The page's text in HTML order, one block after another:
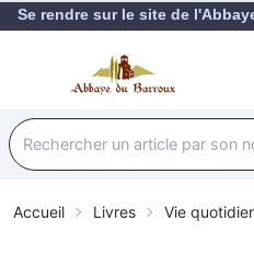
Se rendre sur le site de
Accueil Livres Vie